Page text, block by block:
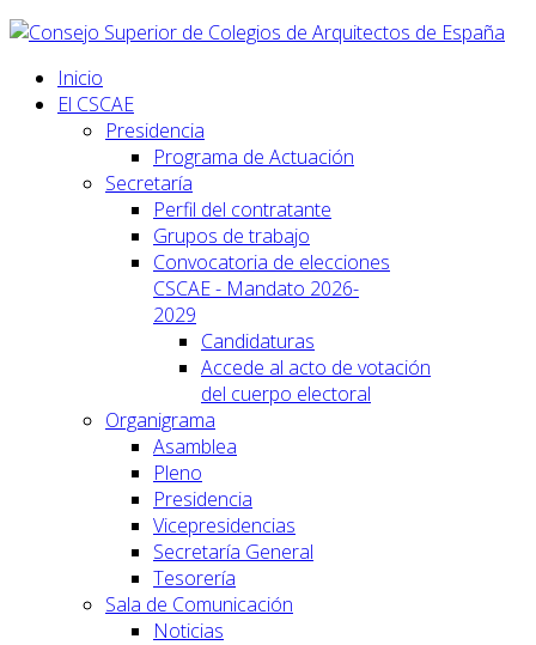
Inicio
El CSCAE
Presidencia
Programa de Actuación
Secretaría
Perfil del contratante
Grupos de trabajo
Convocatoria de elecciones
CSCAE - Mandato 2026-
2029
Candidaturas
Accede al acto de votación
del cuerpo electoral
Organigrama
Asamblea
Pleno
Presidencia
Vicepresidencias
Secretaría General
Tesorería
Sala de Comunicación
Noticias